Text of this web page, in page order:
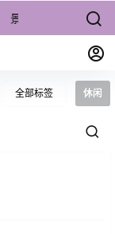
景点/周边游 宠物
全部标签 休闲